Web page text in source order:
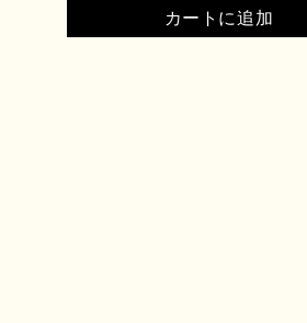
カートに追加